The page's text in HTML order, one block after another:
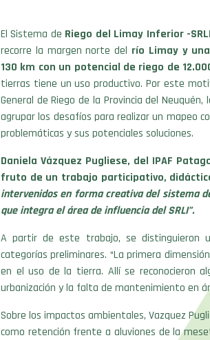
El Sistema de Riego del Limay Inferior -
recorre la margen norte del río Limay y
130 km con un potencial de riego de
tierras tiene un uso productivo. Por este
General de Riego de la Provincia del
agrupar los desafíos para realizar un mapeo
problemáticas y sus potenciales soluciones.
Daniela Vázquez Pugliese, del IPAF
fruto de un trabajo participativo,
intervenidos en forma creativa del sistema
que integra el área de influencia del SRLI”.
A partir de este trabajo, se distinguieron
categorías preliminares. “La primera
en el uso de la tierra. Allí se reconocieron
urbanización y la falta de mantenimiento en
Sobre los impactos ambientales, Vazquez
como retención frente a aluviones de la